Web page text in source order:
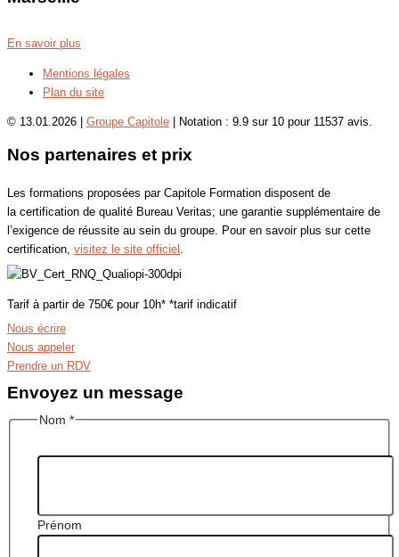
En savoir plus
Mentions légales
Plan du site
© 13.01.2026 | Groupe Capitole Notation : 9.9 sur 10 pour11537 avis.
Nos partenaires et prix
Les formations proposées par Capitole Formation disposent de
la certification de qualité Bureau Veritas; une garantie supplémentaire de
l’exigence de réussite au sein du groupe. Pour en savoir plus sur cette
certification, visitez le site officiel .
Tarif à partir de 750€ pour 10h* *tarif indicatif
Nous écrire
Nous appeler
Prendre un RDV
Envoyez un message
Nom *
Prénom